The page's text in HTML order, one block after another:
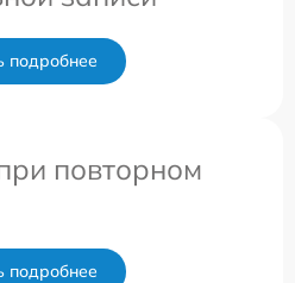
подробнее
повторном
подробнее